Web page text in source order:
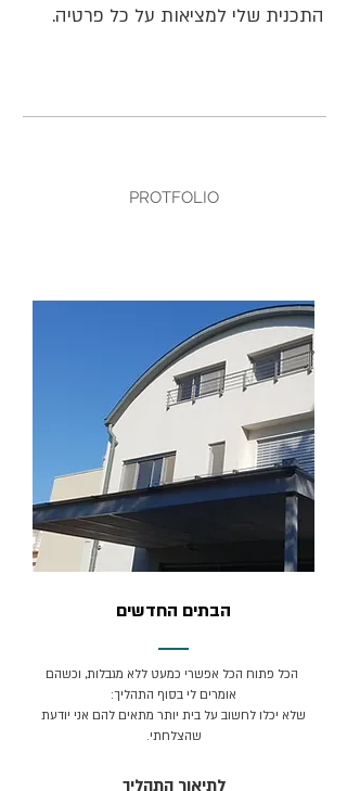
התכנית שלי למציאות על כל פרטיה.
PROTFOLIO
הבתים החדשים
הכל פתוח הכל אפשרי כמעט ללא מגבלות, וכשהם
אומרים לי בסוף התהליך:
שלא יכלו לחשוב על בית יותר מתאים להם אני יודעת
שהצלחתי.
לתיאור התהליך